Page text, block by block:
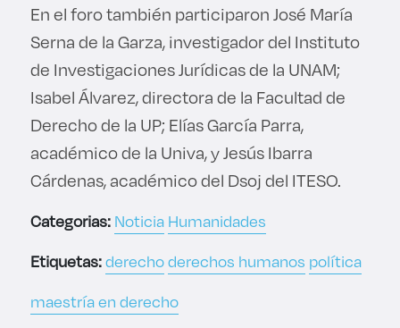
En el foro también participaron José María
Serna de la Garza, investigador del Instituto
de Investigaciones Jurídicas de la UNAM;
Isabel Álvarez, directora de la Facultad de
Derecho de la UP; Elías García Parra,
académico de la Univa, y Jesús Ibarra
Cárdenas, académico del Dsoj del ITESO.
Categorias:Noticia Humanidades
Etiquetas:derechoderechos humanos política
maestría en derecho